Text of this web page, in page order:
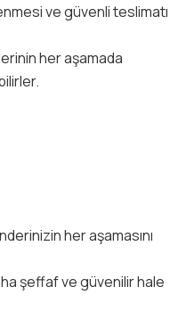
ve güvenli teslimatı
her aşamada
her aşamasını
şeffaf ve güvenilir hale